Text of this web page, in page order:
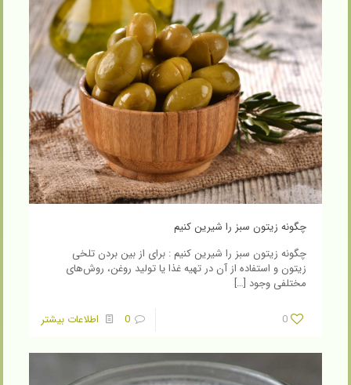
چگونه زیتون سبز را شیرین کنیم
چگونه زیتون سبز را شیرین کنیم : برای از بین بردن تلخی
زیتون و استفاده از آن در تهیه غذا یا تولید روغن، روش‌های
مختلفی وجود […]
0
0 اطلاعات بیشتر